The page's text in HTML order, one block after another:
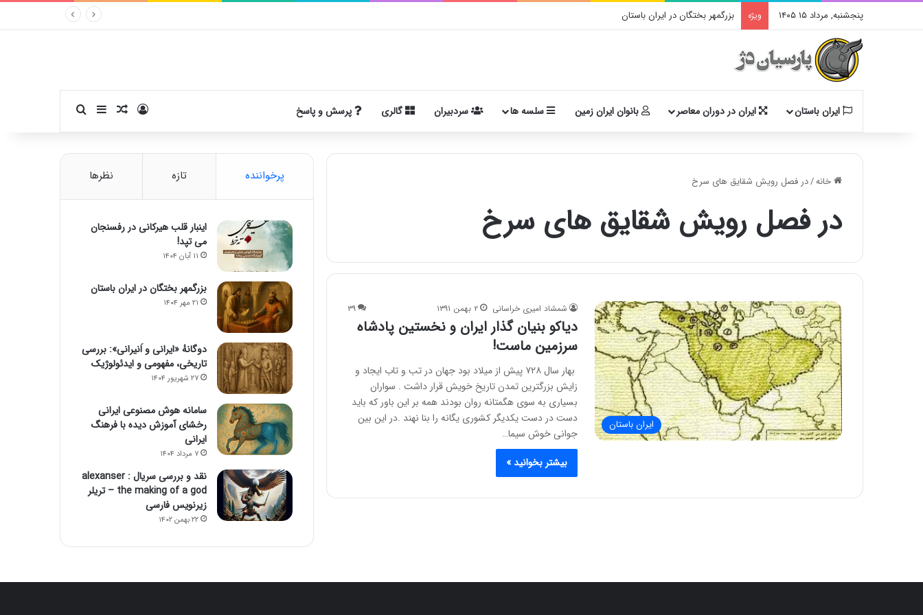
پنجشنبه, مرداد ۱۵ ۱۴۰۵ ویژه بزرگمهر بختگان در ایران باستان
ایران باستان ایران در دوران معاصر بانوان ایران زمین سلسه ها سردبیران گالری پرسش و پاسخ ورودنوشته تصادفی
سایدبارجستجو برای
خانه/در فصل رویش شقایق های سرخ
در فصل رویش شقایق های سرخ
ایران باستان
شمشاد امیری خراسانی ۲ بهمن ۱۳۹۱ ۳۹
دیاکو بنیان گذار ایران و نخستین پادشاه
سرزمین ماست!
بهار سال ۷۲۸ پیش از میلاد بود جهان در تب و تاب ایجاد و
زایش بزرگترین تمدن تاریخ خویش قرار داشت . سواران
بسیاری به سوی هگمتانه روان بودند همه بر این باور که باید
دست در دست یکدیگر کشوری یگانه را بنا نهند .در این بین
جوانی خوش سیما…
بیشتر بخوانید »
پرخواننده تازه نظرها
اینبار قلب هیرکانی در رفسنجان
می تپد!
۱۱ آبان ۱۴۰۴
بزرگمهر بختگان در ایران باستان
۲۱ مهر ۱۴۰۴
دوگانهٔ «ایرانی و اَنیرانی»: بررسی
تاریخی، مفهومی و ایدئولوژیک
۲۷ شهریور ۱۴۰۴
سامانه هوش مصنوعی ایرانی
رخشای آموزش دیده با فرهنگ
ایرانی
۷ مرداد ۱۴۰۴
نقد و بررسی سریال alexanser :
the making of a god – تریلر
زیرنویس فارسی
۲۲ بهمن ۱۴۰۲